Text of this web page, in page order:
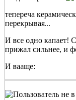
тепереча
перекрывая...
И все одно капает! С
прижал сильнее, и
И вааще: